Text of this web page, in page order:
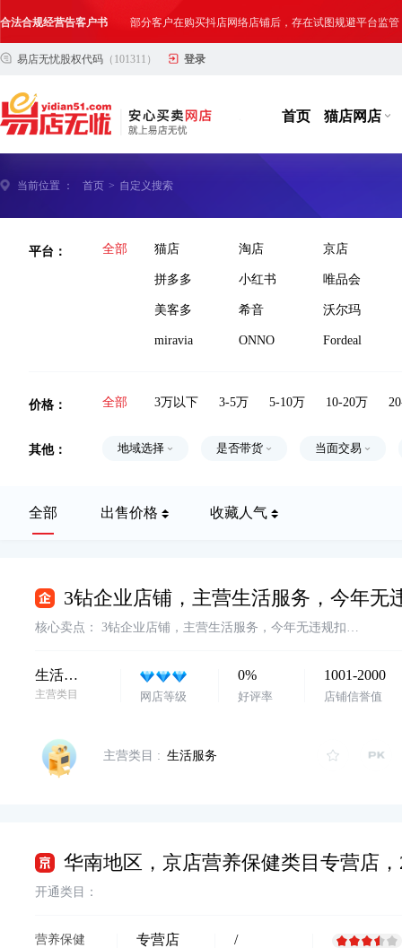
合法合规经营告客户书 部分客户在购买抖店网络店铺后，存在试图规避平台监
网络店铺合法经营告诫书 为确保网络店铺的合法、规范转让与经营,我司温馨提示
易店无忧股权代码 （101311） 登录
首页 猫店网店
当前位置 ： 首页 > 自定义搜索
平台： 全部 猫店 淘店 京店
拼多多 小红书 唯品会
美客多 希音 沃尔玛
miravia ONNO Fordeal
价格： 全部 3万以下 3-5万 5-10万 10-20万
其他： 地域选择 是否带货 当面交易
全部 出售价格 收藏人气
核心卖点： 3钻企业店铺，主营生活服务，今年无违规扣分，满足协议过户，诚心出售，欢迎咨询
生活服务
主营类目 网店等级
0%
好评率
1001-2000
店铺信誉值
主营类目 : 生活服务
开通类目：
营养保健 专营店 /